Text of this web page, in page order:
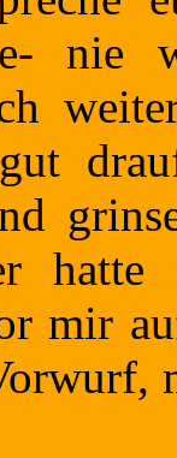
nie
hatte
mir